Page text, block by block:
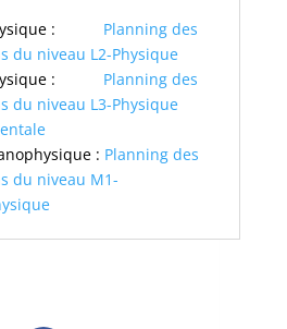
: Planning des
du niveau L2-Physique
: Planning des
du niveau L3-Physique
: Planning des
du niveau M1-